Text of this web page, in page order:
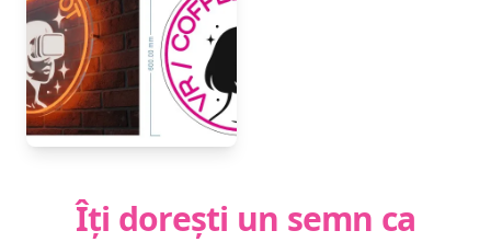
Îți dorești un semn ca